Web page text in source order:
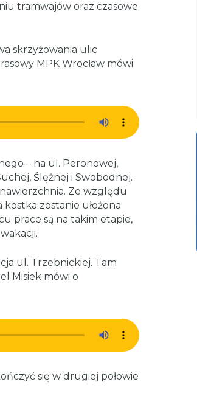
tramwajów oraz czasowe
skrzyżowania ulic
MPK Wrocław mówi
– na ul. Peronowej,
Ślężnej i Swobodnej.
Ze względu
zostanie ułożona
prace są na takim etapie,
ul. Trzebnickiej. Tam
Misiek mówi o
się w drugiej połowie